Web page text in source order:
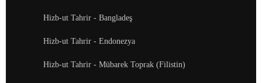
Hizb-ut Tahrir - Bangladeş
Hizb-ut Tahrir - Endonezya
Hizb-ut Tahrir - Mübarek Toprak (Filistin)